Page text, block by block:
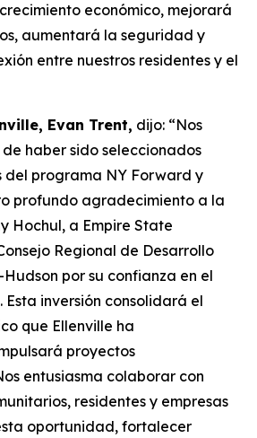
económico, mejorará
aumentará la seguridad y
entre nuestros residentes y el
Evan Trent, dijo: “Nos
haber sido seleccionados
del programa NY Forward y
profundo agradecimiento a la
Hochul, a Empire State
Regional de Desarrollo
por su confianza en el
inversión consolidará el
que Ellenville ha
proyectos
entusiasma colaborar con
residentes y empresas
oportunidad, fortalecer